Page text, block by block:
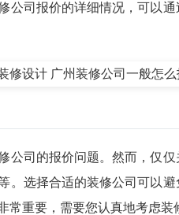
公司报价的详细情况，可以
公司的报价问题。然而，仅
。选择合适的装修公司可以
重要，需要您认真地考虑装